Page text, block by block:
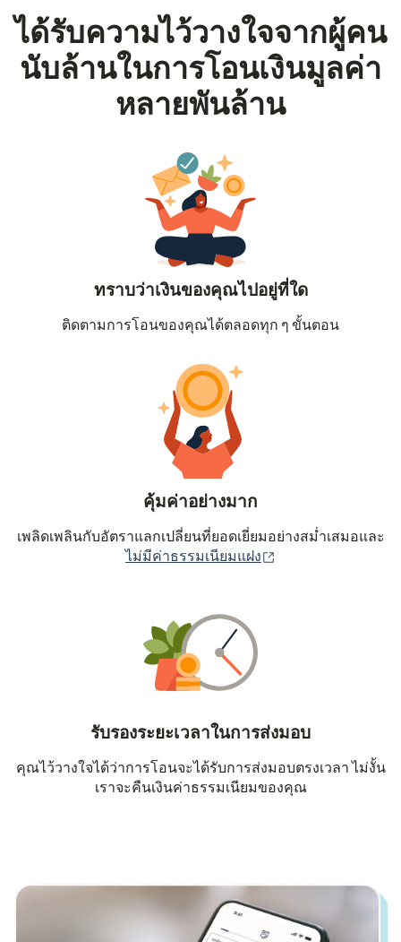
ได้รับความไว้วางใจจากผู้คน
นับล้านในการโอนเงินมูลค่า
หลายพันล้าน
ทราบว่าเงินของคุณไปอยู่ที่ใด
ติดตามการโอนของคุณได้ตลอดทุก ๆ ขั้นตอน
คุ้มค่าอย่างมาก
เพลิดเพลินกับอัตราแลกเปลี่ยนที่ยอดเยี่ยมอย่างสม่ำเสมอและ
ไม่มีค่าธรรมเนียมแฝง
รับรองระยะเวลาในการส่งมอบ
คุณไว้วางใจได้ว่าการโอนจะได้รับการส่งมอบตรงเวลา ไม่งั้น
เราจะคืนเงินค่าธรรมเนียมของคุณ